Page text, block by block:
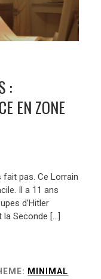
:
EN ZONE
pas. Ce Lorrain
Il a 11 ans
d’Hitler
la Seconde […]
MINIMAL